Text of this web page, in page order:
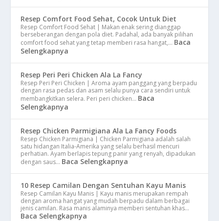
Resep Comfort Food Sehat, Cocok Untuk Diet
Resep Comfort Food Sehat | Makan enak sering dianggap
berseberangan dengan pola diet. Padahal, ada banyak pilihan
comfort food sehat yang tetap memberi rasa hangat,… Baca
Selengkapnya
Resep Peri Peri Chicken Ala La Fancy
Resep Peri Peri Chicken | Aroma ayam panggang yang berpadu
dengan rasa pedas dan asam selalu punya cara sendiri untuk
membangkitkan selera. Peri peri chicken… Baca
Selengkapnya
Resep Chicken Parmigiana Ala La Fancy Foods
Resep Chicken Parmigiana | Chicken Parmigiana adalah salah
satu hidangan Italia-Amerika yang selalu berhasil mencuri
perhatian. Ayam berlapis tepung panir yang renyah, dipadukan
dengan saus… Baca Selengkapnya
10 Resep Camilan Dengan Sentuhan Kayu Manis
Resep Camilan Kayu Manis | Kayu manis merupakan rempah
dengan aroma hangat yang mudah berpadu dalam berbagai
jenis camilan. Rasa manis alaminya memberi sentuhan khas…
Baca Selengkapnya